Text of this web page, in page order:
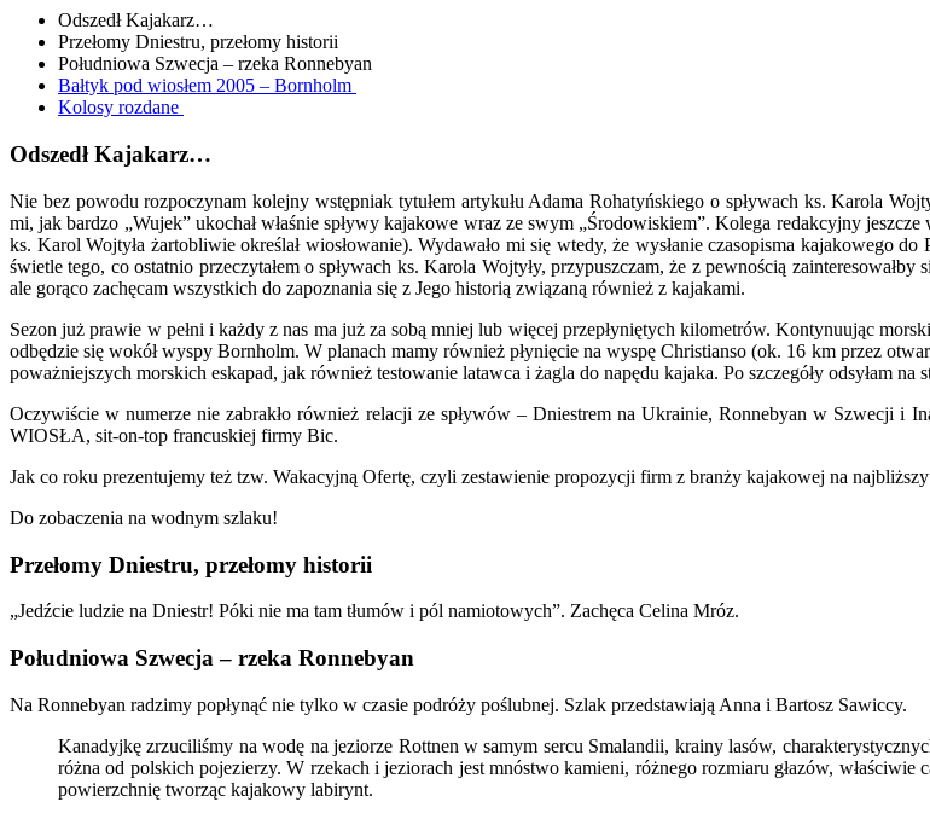
Odszedł Kajakarz…
Przełomy Dniestru, przełomy historii
Południowa Szwecja – rzeka Ronnebyan
Bałtyk pod wiosłem 2005 – Bornholm
Kolosy rozdane
Odszedł Kajakarz…
Nie bez powodu rozpoczynam kolejny wstępniak tytułem artykułu Adama Rohatyńskiego o spływach ks. Karola
mi, jak bardzo „Wujek” ukochał właśnie spływy kajakowe wraz ze swym „Środowiskiem”. Kolega redakcyjny
ks. Karol Wojtyła żartobliwie określał wiosłowanie). Wydawało mi się wtedy, że wysłanie czasopisma kajakowego
świetle tego, co ostatnio przeczytałem o spływach ks. Karola Wojtyły, przypuszczam, że z pewnością
ale gorąco zachęcam wszystkich do zapoznania się z Jego historią związaną również z kajakami.
Sezon już prawie w pełni i każdy z nas ma już za sobą mniej lub więcej przepłyniętych kilometrów. Kontynuując
odbędzie się wokół wyspy Bornholm. W planach mamy również płynięcie na wyspę Christianso (ok. 16 km przez
poważniejszych morskich eskapad, jak również testowanie latawca i żagla do napędu kajaka. Po szczegóły odsyłam na
Oczywiście w numerze nie zabrakło również relacji ze spływów – Dniestrem na Ukrainie, Ronnebyan w Szwecji i
WIOSŁA, sit-on-top francuskiej firmy Bic.
Jak co roku prezentujemy też tzw. Wakacyjną Ofertę, czyli zestawienie propozycji firm z branży kajakowej na
Do zobaczenia na wodnym szlaku!
Przełomy Dniestru, przełomy historii
„Jedźcie ludzie na Dniestr! Póki nie ma tam tłumów i pól namiotowych”. Zachęca Celina Mróz.
Południowa Szwecja – rzeka Ronnebyan
Na Ronnebyan radzimy popłynąć nie tylko w czasie podróży poślubnej. Szlak przedstawiają Anna i Bartosz Sawiccy.
Kanadyjkę zrzuciliśmy na wodę na jeziorze Rottnen w samym sercu Smalandii, krainy lasów,
różna od polskich pojezierzy. W rzekach i jeziorach jest mnóstwo kamieni, różnego rozmiaru głazów, właściwie
powierzchnię tworząc kajakowy labirynt.